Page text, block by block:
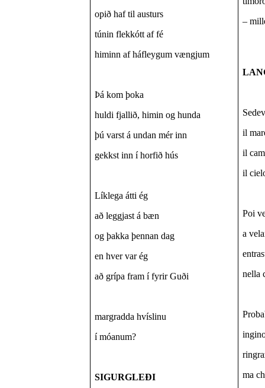
opið haf til austurs
túnin flekkótt af fé
himinn af háfleygum vængjum
Þá kom þoka
huldi fjallið, himin og hunda
þú varst á undan mér inn
gekkst inn í horfið hús
Líklega átti ég
að leggjast á bæn
og þakka þennan dag
en hver var ég
að grípa fram í fyrir Guði
margradda hvíslinu
í móanum?
SIGURGLEÐI
–
il
il
il
Poi
a
nella
ma